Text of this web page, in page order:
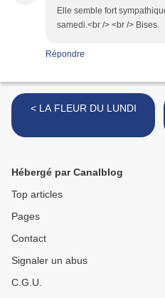
Elle semble fort
samedi.<br /> <br /> Bises.
Répondre
< LA FLEUR DU LUNDI
Hébergé par Canalblog
Top articles
Pages
Contact
Signaler un abus
C.G.U.